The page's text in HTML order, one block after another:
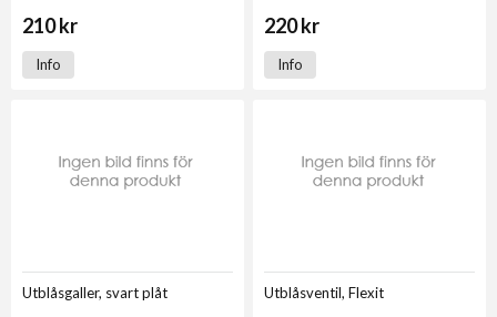
210 kr
Info
220 kr
Info
Utblåsgaller, svart plåt Utblåsventil, Flexit